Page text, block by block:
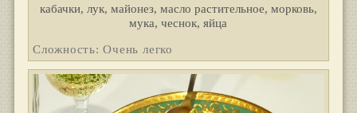
кабачки, лук, майонез, масло растительное, морковь,
мука, чеснок, яйца
Сложность: Очень легко